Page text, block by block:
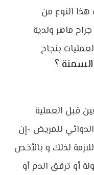
هذا النوع من
ماهر ولدية
بنجاح
؟
قبل العملية
للمريض -إن
لذلك و بالأخص
أو ترقق الدم أو